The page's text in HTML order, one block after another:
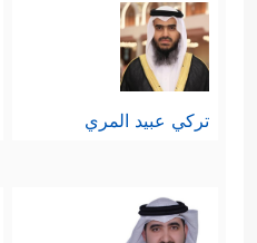
تركي عبيد المري